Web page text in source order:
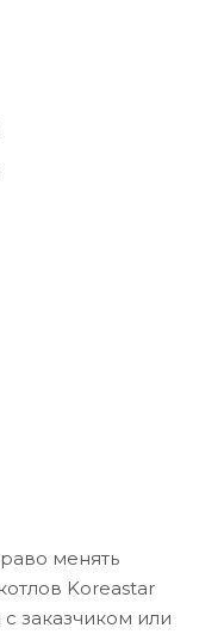
менять
Koreastar
заказчиком или